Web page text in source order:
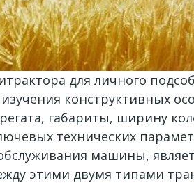
для личного
изучения конструктивных
габариты, ширину
технических
машины,
этими двумя типами